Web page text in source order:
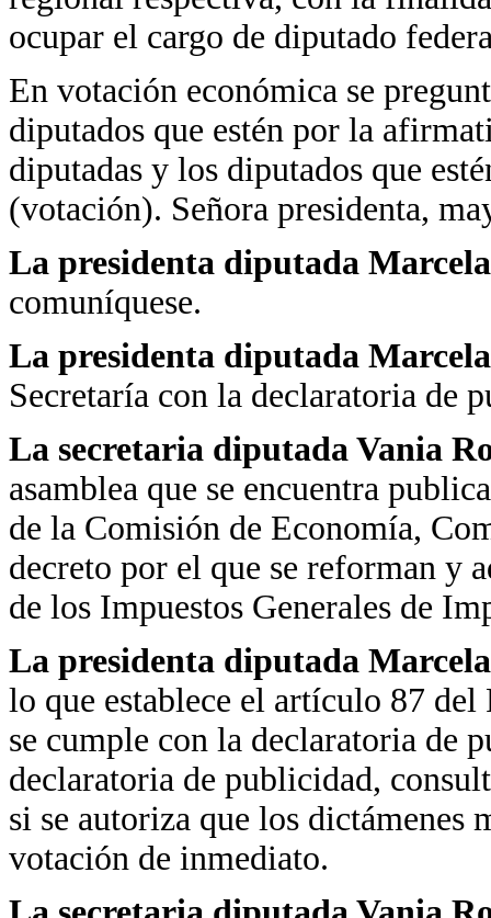
ocupar el cargo de diputado
En votación económica se
diputados que estén por la
diputadas y los diputados que
(votación). Señora presidenta,
La presidenta diputada
comuníquese.
La presidenta diputada
Secretaría con la declaratoria de
La secretaria diputada Vania
asamblea que se encuentra
de la Comisión de Economía,
decreto por el que se reforman y
de los Impuestos Generales de
La presidenta diputada
lo que establece el artículo 87
se cumple con la declaratoria de
declaratoria de publicidad,
si se autoriza que los dictámenes
votación de inmediato.